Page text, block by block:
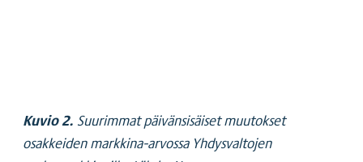
Kuvio 2. Suurimmat päivänsisäiset muutokset
osakkeiden markkina-arvossa Yhdysvaltojen